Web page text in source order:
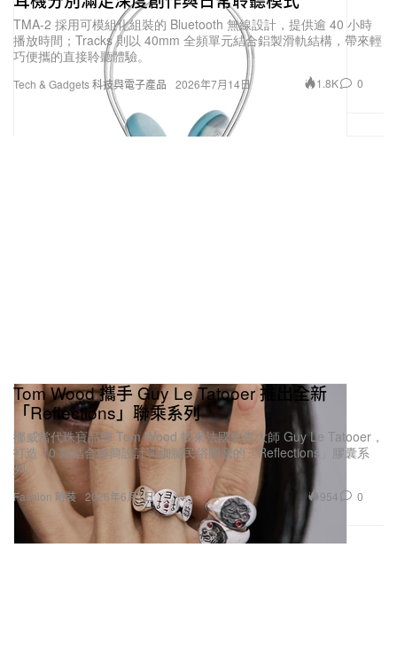
Tech & Gadgets 科技與電子產品
TMA-2 採用可模組化組裝的 Bluetooth 無線設計，提供逾 40 小時
播放時間；Tracks 則以 40mm 全頻單元結合鋁製滑軌結構，帶來輕
巧便攜的直接聆聽體驗。
2026年7月14日 1.8K 0
Fashion 時裝
Tom Wood 攜手 Guy Le Tatooer 推出全新
「Reflections」聯乘系列
挪威當代珠寶品牌 Tom Wood 找來法國刺青大師 Guy Le Tatooer，
打造 10 款結合極簡設計與細膩民俗圖騰的「Reflections」膠囊系
列。
2026年6月1日 954 0